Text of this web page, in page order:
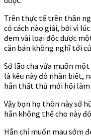
Trên thực tế trên thân
có cách nào giải, bởi vì
đem vài loại độc dược
căn bản không nghĩ tới
Sở lão cha vừa muốn
là kêu này đó nhân biết,
hắn thất thủ mới hội làm
Vậy bọn họ thôn này sở
hắn không thể cho này
Hắn chỉ muốn mau sớm